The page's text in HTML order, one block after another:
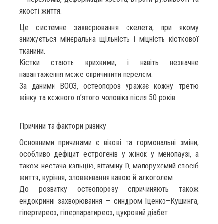
якості життя.
Це системне захворювання скелета, при якому
знижується мінеральна щільність і міцність кісткової
тканини.
Кістки стають крихкими, і навіть незначне
навантаження може спричинити перелом.
За даними ВООЗ, остеопороз уражає кожну третю
жінку та кожного п’ятого чоловіка після 50 років.
Причини та фактори ризику
Основними причинами є вікові та гормональні зміни,
особливо дефіцит естрогенів у жінок у менопаузі, а
також нестача кальцію, вітаміну D, малорухомий спосіб
життя, куріння, зловживання кавою й алкоголем.
До розвитку остеопорозу спричиняють також
ендокринні захворювання — синдром Іценко–Кушинга,
гіпертиреоз, гіперпаратиреоз, цукровий діабет.